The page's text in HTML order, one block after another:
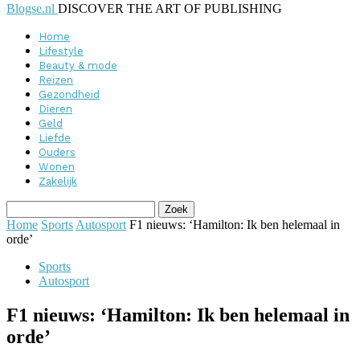
Blogse.nl DISCOVER THE ART OF PUBLISHING
Home
Lifestyle
Beauty & mode
Reizen
Gezondheid
Dieren
Geld
Liefde
Ouders
Wonen
Zakelijk
Home Sports Autosport F1 nieuws: ‘Hamilton: Ik ben helemaal in
orde’
Sports
Autosport
F1 nieuws: ‘Hamilton: Ik ben helemaal in
orde’